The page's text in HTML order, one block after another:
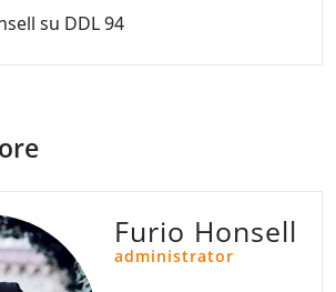
su DDL 94
Furio Honsell
administrator